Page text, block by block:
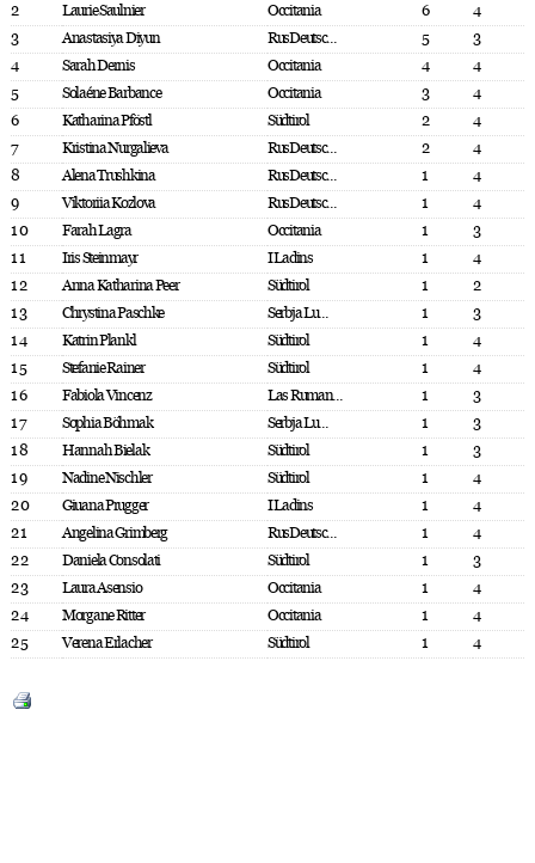
2
Laurie Saulnier Occitania 6
4
3
Anastasiya Diyun RusDeutsc... 5
3
4
Sarah Dernis Occitania 4
4
5
Solaéne Barbance Occitania 3
4
6
Katharina Pföstl Südtirol 2
4
7
Kristina Nurgalieva RusDeutsc... 2
4
8
Alena Trushkina RusDeutsc... 1
4
9
Viktoriia Kozlova RusDeutsc... 1
4
10
Farah Lagra Occitania 1
3
11
Iris Steinmayr I Ladins 1
4
12
Anna Katharina Peer Südtirol 1
2
13
Chrystina Paschke Serbja Lu... 1
3
14
Katrin Plankl Südtirol 1
4
15
Stefanie Rainer Südtirol 1
4
16
Fabiola Vincenz Las Ruman... 1
3
17
Sophia Böhmak Serbja Lu... 1
3
18
Hannah Bielak Südtirol 1
3
19
Nadine Nischler Südtirol 1
4
20
Giuana Prugger I Ladins 1
4
21
Angelina Grimberg RusDeutsc... 1
4
22
Daniela Consolati Südtirol 1
3
23
Laura Asensio Occitania 1
4
24
Morgane Ritter Occitania 1
4
25
Verena Erlacher Südtirol 1 4